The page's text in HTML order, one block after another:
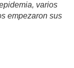
varios
empezaron sus